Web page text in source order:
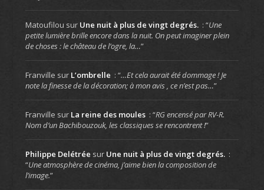
Matoufilou sur Une nuit à plus de vingt degrés. : “Une
petite lumière brille encore dans la nuit. On peut imaginer plein
de choses : le château de l’ogre, la…”
Franville sur L’ombrelle : “…Et cela aurait été dommage ! Je
note la finesse de la décoration; à mon avis , ce n’est pas…”
Franville sur La reine des moules : “RG encensé par RV-R.
Nom d’un Bachibouzouk, les classiques se rencontrent !”
Philippe Delétrée sur Une nuit à plus de vingt degrés. :
“Une atmosphère de cinéma, j’aime bien la composition de
l’image.”